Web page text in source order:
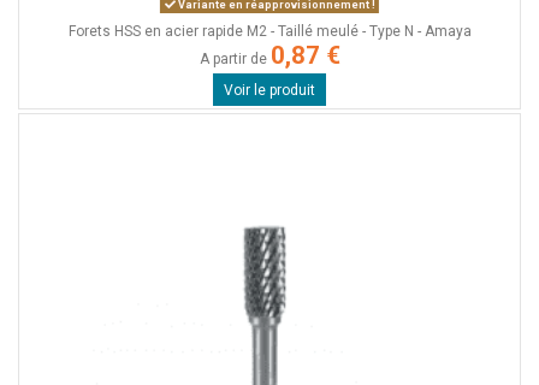
Variante en réapprovisionnement !
Forets HSS en acier rapide M2 - Taillé meulé - Type N - Amaya
A partir de 0,87 €
Voir le produit